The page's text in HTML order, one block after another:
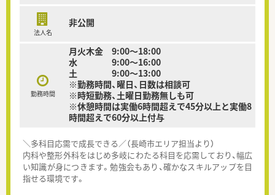
法人名
非公開
勤務時間
月火木金 9:00～18:00
水 9:00～16:00
土 9:00～13:00
※勤務時間、曜日、日数は相談可
※時短勤務、土曜日勤務無しも可
※休憩時間は実働6時間超えで45分以上と実働8
時間超えで60分以上付与
＼多科目応需で成長できる／（長崎市エリア担当より）
内科や整形外科をはじめ多岐にわたる科目を応需しており、幅広
い知識が身につきます。勉強会もあり、確かなスキルアップを目
指せる環境です。